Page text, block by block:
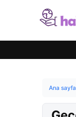
Ana sayfa